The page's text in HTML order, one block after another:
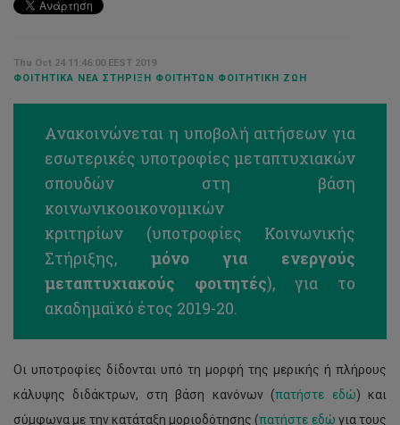
Thu Oct 24 11:46:00 EEST 2019
ΦΟΙΤΗΤΙΚΆ ΝΈΑ ΣΤΉΡΙΞΗ ΦΟΙΤΗΤΏΝ ΦΟΙΤΗΤΙΚΉ ΖΩΉ
Ανακοινώνεται η υποβολή αιτήσεων για
εσωτερικές υποτροφίες μεταπτυχιακών
σπουδών στη βάση
κοινωνικοοικονομικών
κριτηρίων (υποτροφίες Κοινωνικής
Στήριξης, μόνο για ενεργούς
μεταπτυχιακούς φοιτητές), για το
ακαδημαϊκό έτος 2019-20.
Οι υποτροφίες δίδονται υπό τη μορφή της μερικής ή πλήρους
κάλυψης διδάκτρων, στη βάση κανόνων (πατήστε εδώ) και
σύμφωνα με την κατάταξη μοριοδότησης (πατήστε εδώ για τους